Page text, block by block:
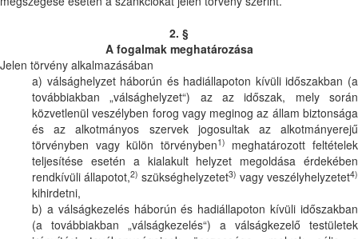
2. §
A fogalmak meghatározása
Jelen törvény alkalmazásában
a) válsághelyzet háborún és hadiállapoton kívüli időszakban (a
továbbiakban „válsághelyzet“) az az időszak, mely során
közvetlenül veszélyben forog vagy meginog az állam biztonsága
és az alkotmányos szervek jogosultak az alkotmányerejű
törvényben vagy külön törvényben1)
meghatározott feltételek
teljesítése esetén a kialakult helyzet megoldása érdekében
rendkívüli állapotot,2) szükséghelyzetet3) vagy veszélyhelyzetet4)
kihirdetni,
b) a válságkezelés háborún és hadiállapoton kívüli időszakban
(a továbbiakban „válságkezelés“) a válságkezelő testületek